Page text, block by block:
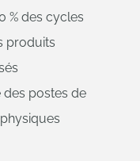
% des cycles
produits
postes de